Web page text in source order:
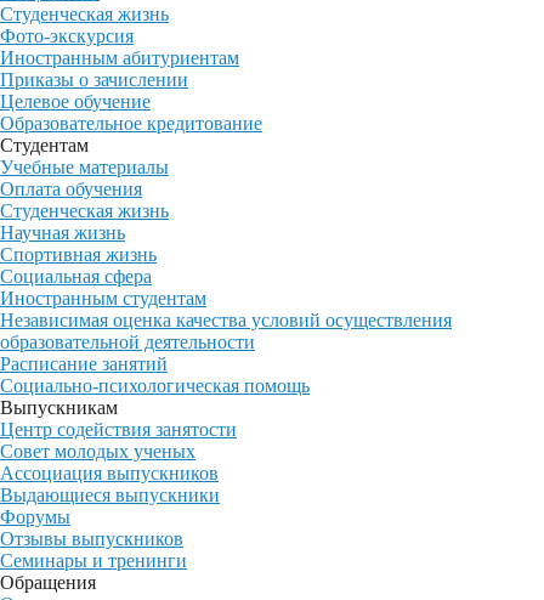
Студенческая жизнь
Фото-экскурсия
Иностранным абитуриентам
Приказы о зачислении
Целевое обучение
Образовательное кредитование
Студентам
Учебные материалы
Оплата обучения
Студенческая жизнь
Научная жизнь
Спортивная жизнь
Социальная сфера
Иностранным студентам
Независимая оценка качества условий осуществления
образовательной деятельности
Расписание занятий
Социально-психологическая помощь
Выпускникам
Центр содействия занятости
Совет молодых ученых
Ассоциация выпускников
Выдающиеся выпускники
Форумы
Отзывы выпускников
Семинары и тренинги
Обращения